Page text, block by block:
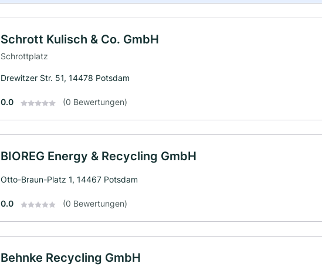
Schrott Kulisch & Co. GmbH
Schrottplatz
Drewitzer Str. 51, 14478 Potsdam
0.0 (0 Bewertungen)
BIOREG Energy & Recycling GmbH
Otto-Braun-Platz 1, 14467 Potsdam
0.0 (0 Bewertungen)
Behnke Recycling GmbH